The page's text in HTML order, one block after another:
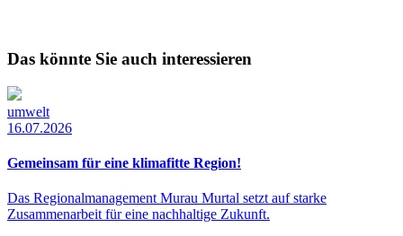
Das könnte Sie auch interessieren
umwelt
16.07.2026
Gemeinsam für eine klimafitte Region!
Das Regionalmanagement Murau Murtal setzt auf starke
Zusammenarbeit für eine nachhaltige Zukunft.